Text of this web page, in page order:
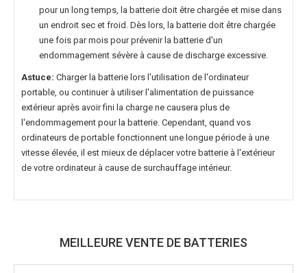
pour un long temps, la batterie doit être chargée et mise dans
un endroit sec et froid. Dès lors, la batterie doit être chargée
une fois par mois pour prévenir la batterie d'un
endommagement sévère à cause de discharge excessive.
Astuce: Charger la batterie lors l'utilisation de l'ordinateur
portable, ou continuer à utiliser l'alimentation de puissance
extérieur après avoir fini la charge ne causera plus de
l'endommagement pour la batterie. Cependant, quand vos
ordinateurs de portable fonctionnent une longue période à une
vitesse élevée, il est mieux de déplacer votre batterie à l'extérieur
de votre ordinateur à cause de surchauffage intérieur.
MEILLEURE VENTE DE BATTERIES